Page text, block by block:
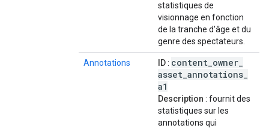
statistiques de
visionnage en fonction
de la tranche d'âge et du
genre des spectateurs.
Annotations ID: content owner
asset annotations
a1
Description : fournit des
statistiques sur les
annotations qui